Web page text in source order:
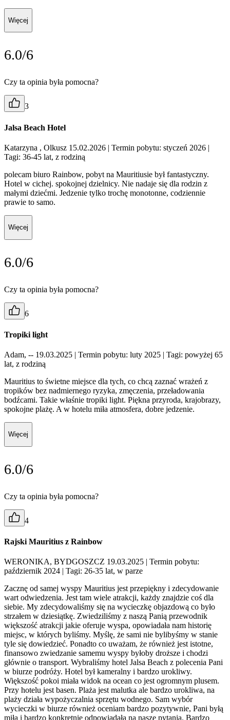
Więcej
6.0/6
Czy ta opinia była pomocna?
3
Jalsa Beach Hotel
Katarzyna , Olkusz 15.02.2026 | Termin pobytu: styczeń 2026 |
Tagi: 36-45 lat, z rodziną
polecam biuro Rainbow, pobyt na Mauritiusie był fantastyczny.
Hotel w cichej. spokojnej dzielnicy. Nie nadaje się dla rodzin z
małymi dziećmi. Jedzenie tylko trochę monotonne, codziennie
prawie to samo.
Więcej
6.0/6
Czy ta opinia była pomocna?
6
Tropiki light
Adam, -- 19.03.2025 | Termin pobytu: luty 2025 | Tagi: powyżej 65
lat, z rodziną
Mauritius to świetne miejsce dla tych, co chcą zaznać wrażeń z
tropików bez nadmiernego ryzyka, zmęczenia, przeładowania
bodźcami. Takie właśnie tropiki light. Piękna przyroda, krajobrazy,
spokojne plażę. A w hotelu miła atmosfera, dobre jedzenie.
Więcej
6.0/6
Czy ta opinia była pomocna?
4
Rajski Mauritius z Rainbow
WERONIKA, BYDGOSZCZ 19.03.2025 | Termin pobytu:
październik 2024 | Tagi: 26-35 lat, w parze
Zacznę od samej wyspy Mauritius jest przepiękny i zdecydowanie
wart odwiedzenia. Jest tam wiele atrakcji, każdy znajdzie coś dla
siebie. My zdecydowaliśmy się na wycieczkę objazdową co było
strzałem w dziesiątkę. Zwiedziliśmy z naszą Panią przewodnik
większość atrakcji jakie oferuje wyspa, opowiadała nam historię
miejsc, w których byliśmy. Myślę, że sami nie bylibyśmy w stanie
tyle się dowiedzieć. Ponadto co uważam, że również jest istotne,
finansowo zwiedzanie samemu wyspy byłoby droższe i chodzi
głównie o transport. Wybraliśmy hotel Jalsa Beach z polecenia Pani
w biurze podróży. Hotel był kameralny i bardzo urokliwy.
Większość pokoi miała widok na ocean co jest ogromnym plusem.
Przy hotelu jest basen. Plaża jest malutka ale bardzo urokliwa, na
plaży działa wypożyczalnia sprzętu wodnego. Sam wybór
wycieczki w biurze również oceniam bardzo pozytywnie, Pani byłą
miła i bardzo konkretnie odpowiadała na nasze pytania. Bardzo